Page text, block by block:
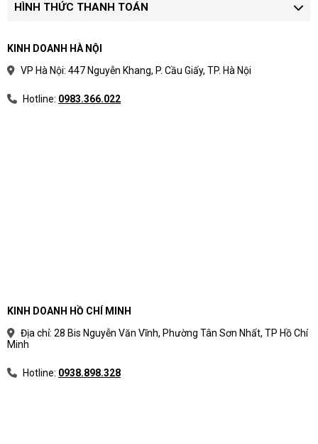
HÌNH THỨC THANH TOÁN
KINH DOANH HÀ NỘI
VP Hà Nội: 447 Nguyễn Khang, P. Cầu Giấy, TP. Hà Nội
Hotline: 0983.366.022
KINH DOANH HỒ CHÍ MINH
Địa chỉ: 28 Bis Nguyễn Văn Vĩnh, Phường Tân Sơn Nhất, TP Hồ Chí
Minh
Hotline: 0938.898.328